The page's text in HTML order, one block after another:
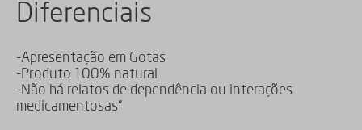
Diferenciais
-Apresentação em Gotas
-Produto 100% natural
-Não há relatos de dependência ou interações
medicamentosas"